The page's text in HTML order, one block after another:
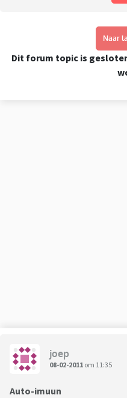
Naar
Dit forum topic is
joep
08-02-2011 om 11:35
Auto-imuun